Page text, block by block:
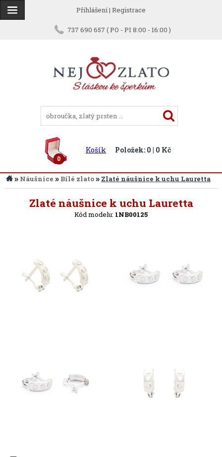
Přihlášení| Registrace
737 690 657 ( PO - PI 8:00 - 16:00 )
0
Košík Položek: 0 | 0 Kč
» Náušnice » Bílé zlato» Zlaté náušnice k uchu Lauretta
Zlaté náušnice k uchu Lauretta
Kód modelu: 1NB00125
Zpět